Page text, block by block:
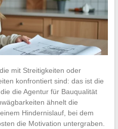
mit Streitigkeiten oder
konfrontiert sind: das ist die
die Agentur für Bauqualität
ähnelt die
Hindernislauf, bei dem
die Motivation untergraben.